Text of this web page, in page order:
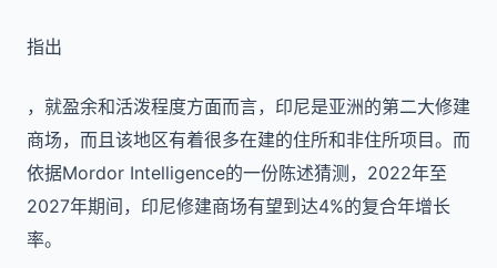
指出
，就盈余和活泼程度方面而言，印尼是亚洲的第二大修建
商场，而且该地区有着很多在建的住所和非住所项目。而
依据Mordor Intelligence的一份陈述猜测， 2022年至
2027年期间，印尼修建商场有望到达4%的复合年增长
率。